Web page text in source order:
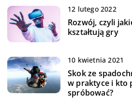
12 lutego 2022
Rozwój, czyli
kształtują gry
10 kwietnia 2021
Skok ze
w praktyce i kto
spróbować?